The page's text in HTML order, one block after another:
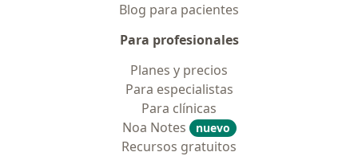
Blog para pacientes
Para profesionales
Planes y precios
Para especialistas
Para clínicas
Noa Notes
nuevo
Recursos gratuitos